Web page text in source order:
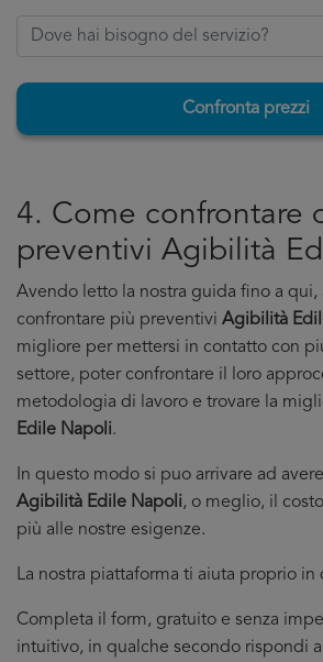
Confronta prezzi
4. Come confrontare
preventivi Agibilità
Avendo letto la nostra guida fino a qui,
confrontare più preventivi Agibilità
migliore per mettersi in contatto con
settore, poter confrontare il loro
metodologia di lavoro e trovare la
Edile Napoli.
In questo modo si puo arrivare ad
Agibilità Edile Napoli, o meglio, il
più alle nostre esigenze.
La nostra piattaforma ti aiuta proprio in
Completa il form, gratuito e senza
intuitivo, in qualche secondo rispondi